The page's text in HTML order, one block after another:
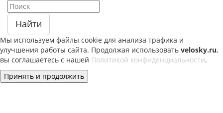
Найти
Мы используем файлы cookie для анализа трафика и
улучшения работы сайта. Продолжая использовать velosky.ru,
вы соглашаетесь с нашей Политикой конфиденциальности.
Принять и продолжить